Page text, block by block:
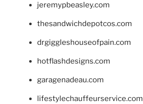
jeremypbeasley.com
thesandwichdepotcos.com
drgiggleshouseofpain.com
hotflashdesigns.com
garagenadeau.com
lifestylechauffeurservice.com